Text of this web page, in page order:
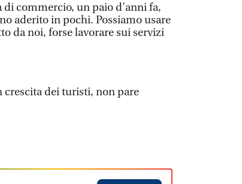
commercio, un paio d’anni fa,
aderito in pochi. Possiamo usare
da noi, forse lavorare sui servizi
crescita dei turisti, non pare